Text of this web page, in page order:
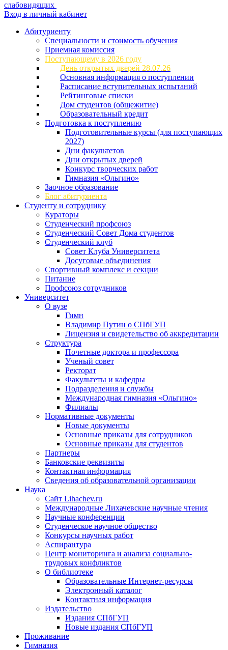
слабовидящих
Вход в личный кабинет
Абитуриенту
Специальности и стоимость обучения
Приемная комиссия
Поступающему в 2026 году
День открытых дверей 28.07.26
Основная информация о поступлении
Расписание вступительных испытаний
Рейтинговые списки
Дом студентов (общежитие)
Образовательный кредит
Подготовка к поступлению
Подготовительные курсы (для поступающих
2027)
Дни факультетов
Дни открытых дверей
Конкурс творческих работ
Гимназия «Ольгино»
Заочное образование
Блог абитуриента
Студенту и сотруднику
Кураторы
Студенческий профсоюз
Студенческий Совет Дома студентов
Студенческий клуб
Совет Клуба Университета
Досуговые объединения
Спортивный комплекс и секции
Питание
Профсоюз сотрудников
Университет
О вузе
Гимн
Владимир Путин о СПбГУП
Лицензия и свидетельство об аккредитации
Структура
Почетные доктора и профессора
Ученый совет
Ректорат
Факультеты и кафедры
Подразделения и службы
Международная гимназия «Ольгино»
Филиалы
Нормативные документы
Новые документы
Основные приказы для сотрудников
Основные приказы для студентов
Партнеры
Банковские реквизиты
Контактная информация
Сведения об образовательной организации
Наука
Сайт Lihachev.ru
Международные Лихачевские научные чтения
Научные конференции
Студенческое научное общество
Конкурсы научных работ
Аспирантура
Центр мониторинга и анализа социально-
трудовых конфликтов
О библиотеке
Образовательные Интернет-ресурсы
Электронный каталог
Контактная информация
Издательство
Издания СПбГУП
Новые издания СПбГУП
Проживание
Гимназия